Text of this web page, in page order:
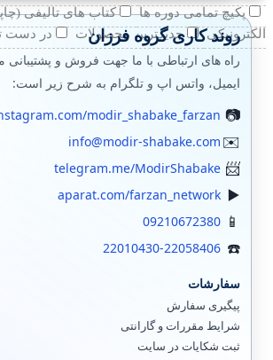
پکیچ تمامی دوره ها
کتاب های تالیفی
الکترونیکی
جدیدترین محصولات در دست روند کاری گروه فرزان
راه های ارتباطی با ما جهت فروش و
ایمیل، واتس اپ و تلگرام به شرح زیر است:
modir_shabake_farzan
info@modir-shabake.com
telegram.me/ModirShabake
aparat.com/farzan_network
09210672380
22010430-22058406
سفارشات
پیگیری سفارش
شرایط مقررات و گارانتی
ثبت شکایات در سایت